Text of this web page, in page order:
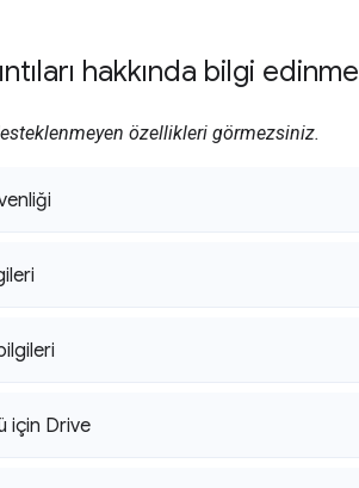
hakkında bilgi edinme
özellikleri görmezsiniz.
için Drive